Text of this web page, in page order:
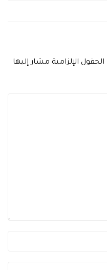
الحقول الإلزامية مشار إليها